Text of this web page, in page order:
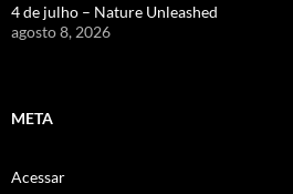
4 de julho – Nature Unleashed
agosto 8, 2026
META
Acessar